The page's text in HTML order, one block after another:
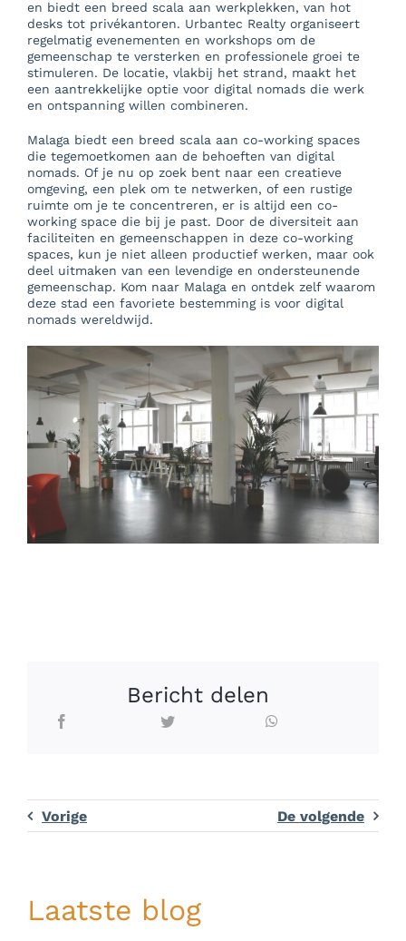
en biedt een breed scala aan werkplekken, van hot
desks tot privékantoren. Urbantec Realty organiseert
regelmatig evenementen en workshops om de
gemeenschap te versterken en professionele groei te
stimuleren. De locatie, vlakbij het strand, maakt het
een aantrekkelijke optie voor digital nomads die werk
en ontspanning willen combineren.
Malaga biedt een breed scala aan co-working spaces
die tegemoetkomen aan de behoeften van digital
nomads. Of je nu op zoek bent naar een creatieve
omgeving, een plek om te netwerken, of een rustige
ruimte om je te concentreren, er is altijd een co-
working space die bij je past. Door de diversiteit aan
faciliteiten en gemeenschappen in deze co-working
spaces, kun je niet alleen productief werken, maar ook
deel uitmaken van een levendige en ondersteunende
gemeenschap. Kom naar Malaga en ontdek zelf waarom
deze stad een favoriete bestemming is voor digital
nomads wereldwijd.
Bericht delen
Vorige De volgende
Laatste blog